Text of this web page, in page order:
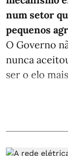
num setor
pequenos
O Governo
nunca
ser o elo